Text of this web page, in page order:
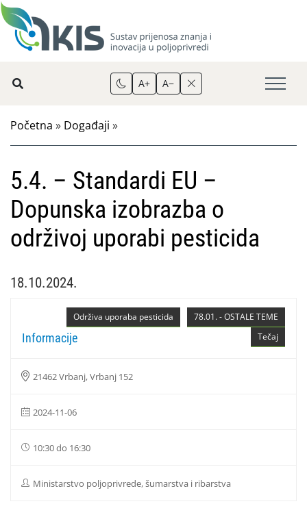
A+ A−
Početna » Događaji »
5.4. – Standardi EU –
Dopunska izobrazba o
održivoj uporabi pesticida
18.10.2024.
78.01. - OSTALE TEME
Održiva uporaba pesticida
Tečaj
Informacije
21462 Vrbanj, Vrbanj 152
2024-11-06
10:30 do 16:30
Ministarstvo poljoprivrede, šumarstva i ribarstva